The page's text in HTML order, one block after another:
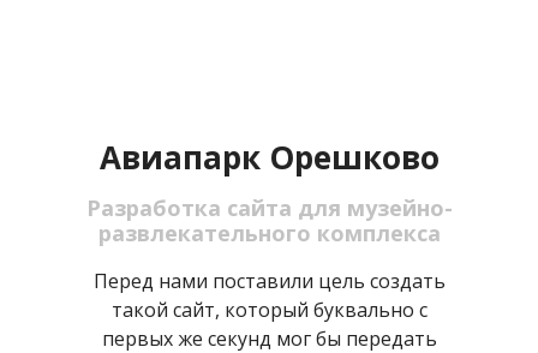
Авиапарк Орешково
Разработка сайта для музейно-
развлекательного комплекса
Перед нами поставили цель создать
такой сайт, который буквально с
первых же секунд мог бы передать